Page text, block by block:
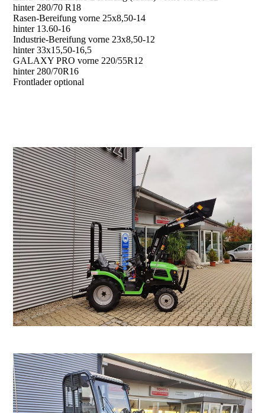
hinter 280/70 R18
Rasen-Bereifung vorne 25x8,50-14
hinter 13.60-16
Industrie-Bereifung vorne 23x8,50-12
hinter 33x15,50-16,5
GALAXY PRO vorne 220/55R12
hinter 280/70R16
Frontlader optional